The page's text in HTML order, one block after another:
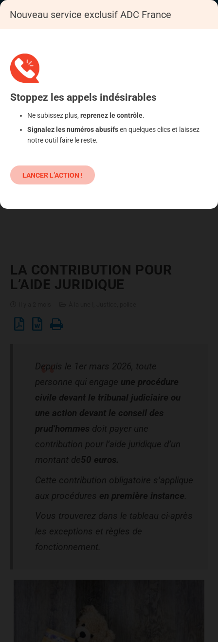
LA CONTRIBUTION POUR
L’AIDE JURIDIQUE
Depuis le 1er mars 2026, toute
personne qui engage une procédure
civile devant le tribunal judiciaire ou
une action devant le conseil des
prud’hommes doit payer une
contribution pour l’aide juridique d’un
montant de50 euros.
Cette contribution obligatoire s’applique
aux procédures en première instance.
Vous trouverez dans le tableau ci-après
les exceptions et règles de
fonctionnement.
Nouveau service exclusif ADC France
Stoppez les appels indésirables
Ne subissez plus, reprenez le contrôle.
Signalez les numéros abusifsen quelques clics et laissez
notre outil faire le reste.
LANCER L’ACTION !